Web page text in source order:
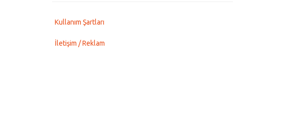
Kullanım Şartları
İletişim / Reklam